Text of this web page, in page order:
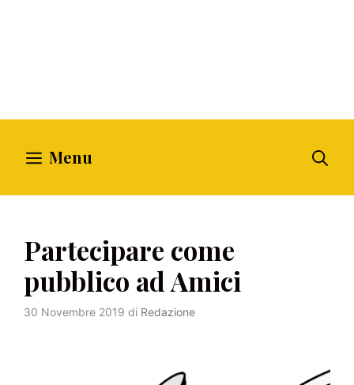
Menu
Partecipare come
pubblico ad Amici
30 Novembre 2019 di Redazione